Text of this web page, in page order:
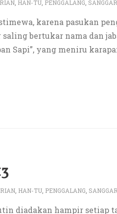
HAN-TU PENGGALANG SANGGAR
karena pasukan
bertukar nama dan
Sapi”, yang meniru
HAN-TU PENGGALANG SANGGAR
diadakan hampir setiap